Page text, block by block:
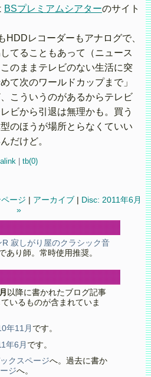
BSプレミアムシアターのサイト
HDDレコーダーもアナログで、
てることもあって（ニュース
のままテレビのない生活に突
て次のワールドカップまで」
こういうのがあるからテレビ
ビから引退は無理かも。買う
のほうが場所とらなくていい
だけど。
| tb(0)
ージ アーカイブ
Disc: 2011年6月
»
寂しがり屋のクラシック音
あり師。常時使用推奨。
以降に書かれたブログ記事
いるものが含まれていま
年11月 です。
年6月 です。
クスページへ。過去に書か
ジへ。